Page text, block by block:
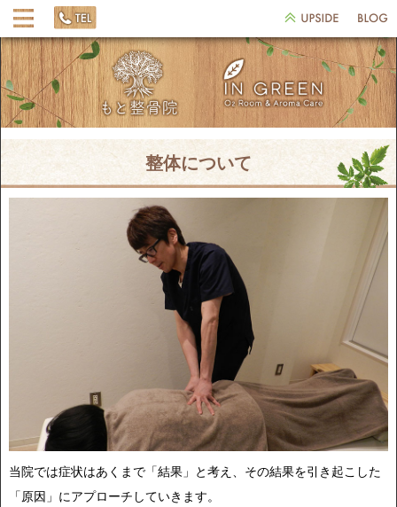
整体について
当院では症状はあくまで「結果」と考え、その結果を引き起こした
「原因」にアプローチしていきます。